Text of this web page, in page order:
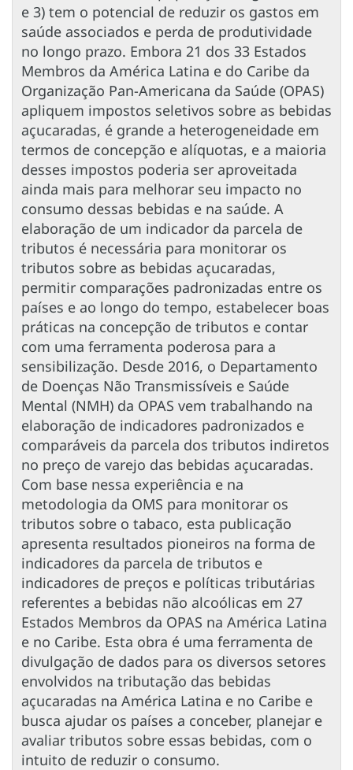
e 3) tem o potencial de reduzir os gastos em
saúde associados e perda de produtividade
no longo prazo. Embora 21 dos 33 Estados
Membros da América Latina e do Caribe da
Organização Pan-Americana da Saúde (OPAS)
apliquem impostos seletivos sobre as bebidas
açucaradas, é grande a heterogeneidade em
termos de concepção e alíquotas, e a maioria
desses impostos poderia ser aproveitada
ainda mais para melhorar seu impacto no
consumo dessas bebidas e na saúde. A
elaboração de um indicador da parcela de
tributos é necessária para monitorar os
tributos sobre as bebidas açucaradas,
permitir comparações padronizadas entre os
países e ao longo do tempo, estabelecer boas
práticas na concepção de tributos e contar
com uma ferramenta poderosa para a
sensibilização. Desde 2016, o Departamento
de Doenças Não Transmissíveis e Saúde
Mental (NMH) da OPAS vem trabalhando na
elaboração de indicadores padronizados e
comparáveis da parcela dos tributos indiretos
no preço de varejo das bebidas açucaradas.
Com base nessa experiência e na
metodologia da OMS para monitorar os
tributos sobre o tabaco, esta publicação
apresenta resultados pioneiros na forma de
indicadores da parcela de tributos e
indicadores de preços e políticas tributárias
referentes a bebidas não alcoólicas em 27
Estados Membros da OPAS na América Latina
e no Caribe. Esta obra é uma ferramenta de
divulgação de dados para os diversos setores
envolvidos na tributação das bebidas
açucaradas na América Latina e no Caribe e
busca ajudar os países a conceber, planejar e
avaliar tributos sobre essas bebidas, com o
intuito de reduzir o consumo.